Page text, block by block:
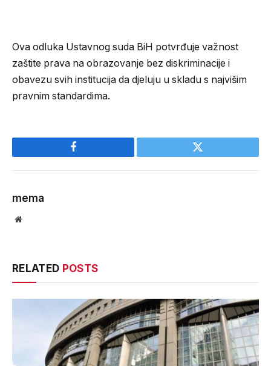
Ova odluka Ustavnog suda BiH potvrđuje važnost
zaštite prava na obrazovanje bez diskriminacije i
obavezu svih institucija da djeluju u skladu s najvišim
pravnim standardima.
Facebook Twitter
mema
Website
RELATED POSTS